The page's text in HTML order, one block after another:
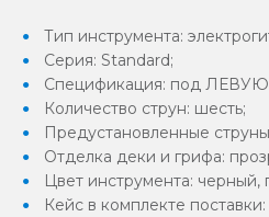
Тип инструмента:
Серия: Standard;
Спецификация: под ЛЕВУЮ
Количество струн: шесть;
Предустановленные
Отделка деки и грифа:
Цвет инструмента: черный,
Кейс в комплекте поставки: